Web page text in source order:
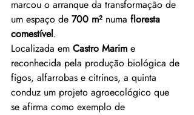
marcou o arranque da transformação de
um espaço de 700 m² numa floresta
comestível.
Localizada em Castro Marim e
reconhecida pela produção biológica de
figos, alfarrobas e citrinos, a quinta
conduz um projeto agroecológico que
se afirma como exemplo de